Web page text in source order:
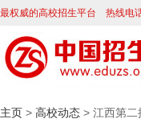
最权威的高校招生平台 热线电
主页 > 高校动态 > 江西第二